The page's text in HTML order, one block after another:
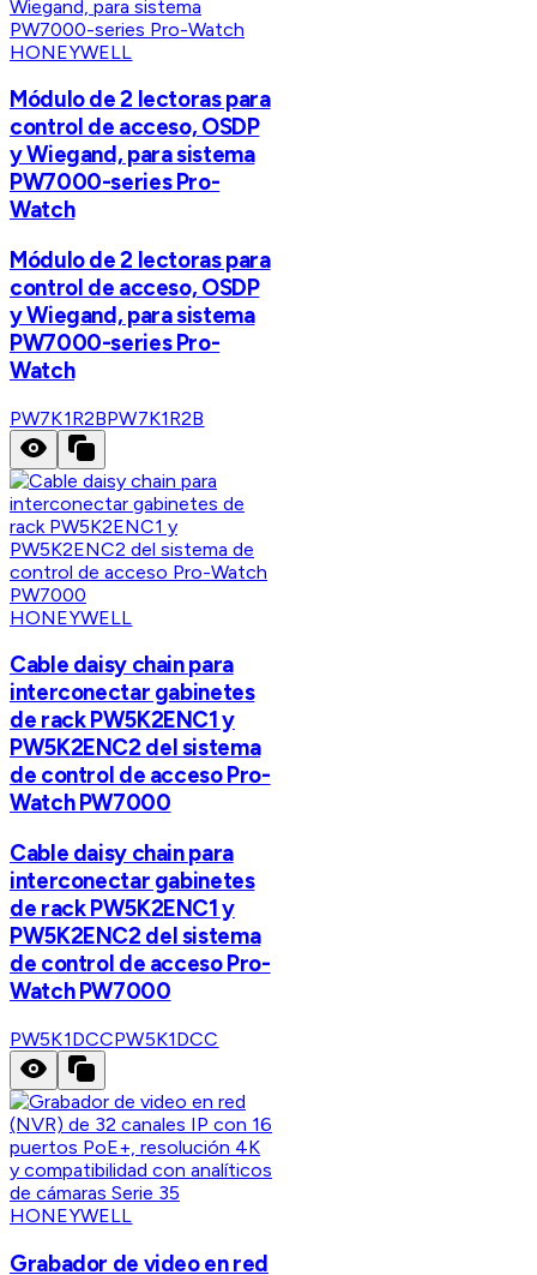
HONEYWELL
Módulo de 2 lectoras para
control de acceso, OSDP
y Wiegand, para sistema
PW7000-series Pro-
Watch
Módulo de 2 lectoras para
control de acceso, OSDP
y Wiegand, para sistema
PW7000-series Pro-
Watch
PW7K1R2BPW7K1R2B
HONEYWELL
Cable daisy chain para
interconectar gabinetes
de rack PW5K2ENC1 y
PW5K2ENC2 del sistema
de control de acceso Pro-
Watch PW7000
Cable daisy chain para
interconectar gabinetes
de rack PW5K2ENC1 y
PW5K2ENC2 del sistema
de control de acceso Pro-
Watch PW7000
PW5K1DCCPW5K1DCC
HONEYWELL
Grabador de video en red